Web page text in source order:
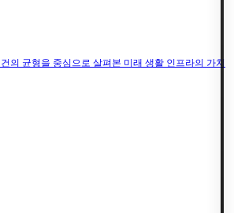
의 균형을 중심으로 살펴본 미래 생활 인프라의 가치